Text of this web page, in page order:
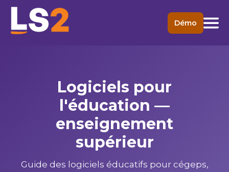
Démo
Logiciels pour
l'éducation —
enseignement
supérieur
Guide des logiciels éducatifs pour cégeps,